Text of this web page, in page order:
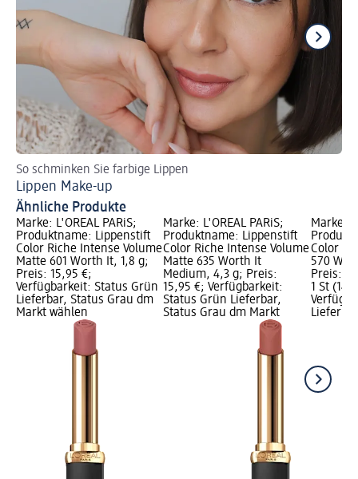
So schminken Sie farbige Lippen
Lippen Make-up
Ähnliche Produkte
Marke: L'ORÉAL PARiS;
Produktname: Lippenstift
Color Riche Intense Volume
Matte 601 Worth It, 1,8 g;
Preis: 15,95 €;
Verfügbarkeit: Status Grün
Lieferbar, Status Grau dm
Markt wählen
Marke: L'ORÉAL PARiS;
Produktname: Lippenstift
Color Riche Intense Volume
Matte 635 Worth It
Medium, 4,3 g; Preis:
15,95 €; Verfügbarkeit:
Status Grün Lieferbar,
Status Grau dm Markt
Marke:
Color
570
Preis:
1 St